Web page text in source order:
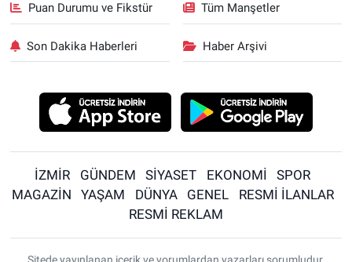
Puan Durumu ve Fikstür Tüm Manşetler
Son Dakika Haberleri Haber Arşivi
İZMİR GÜNDEM SİYASET EKONOMİ
SPOR
MAGAZİN
YAŞAM DÜNYA GENEL
RESMİ İLANLAR
RESMİ REKLAM